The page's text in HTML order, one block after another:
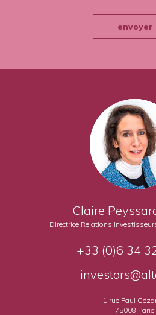
envoyer
Claire
Directrice Relations
+33 (0)6 34
1 rue Paul
75008 Paris